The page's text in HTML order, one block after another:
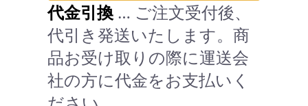
代金引換 … ご注文受付後、
代引き発送いたします。商
品お受け取りの際に運送会
社の方に代金をお支払いく